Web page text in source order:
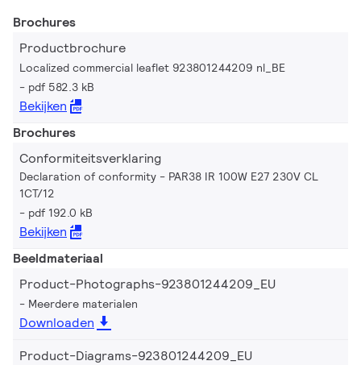
Brochures
Productbrochure
Localized commercial leaflet 923801244209 nl_BE
pdf 582.3 kB
Bekijken
Brochures
Conformiteitsverklaring
Declaration of conformity - PAR38 IR 100W E27 230V CL
1CT/12
pdf 192.0 kB
Bekijken
Beeldmateriaal
Product-Photographs-923801244209_EU
Meerdere materialen
Downloaden
Product-Diagrams-923801244209_EU